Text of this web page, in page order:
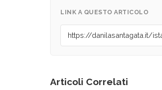
LINK A QUESTO ARTICOLO
Articoli Correlati